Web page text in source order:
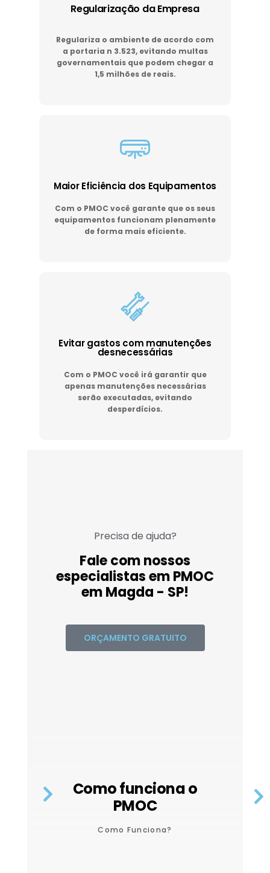
Regularização da Empresa
Regulariza o ambiente de acordo com
a portaria n 3.523, evitando multas
governamentais que podem chegar a
1,5 milhões de reais.
Maior Eficiência dos Equipamentos
Com o PMOC você garante que os seus
equipamentos funcionam plenamente
de forma mais eficiente.
Evitar gastos com manutenções
desnecessárias
Com o PMOC você irá garantir que
apenas manutenções necessárias
serão executadas, evitando
desperdícios.
Precisa de ajuda?
Fale com nossos
especialistas em PMOC
em Magda - SP!
ORÇAMENTO GRATUITO
Como funciona o
PMOC
Como Funciona?